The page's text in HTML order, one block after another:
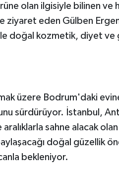
olan ilgisiyle bilinen ve
ziyaret eden Gülben
doğal kozmetik, diyet ve
üzere Bodrum'daki
sürdürüyor. İstanbul,
sahne alacak
doğal güzellik
bekleniyor.